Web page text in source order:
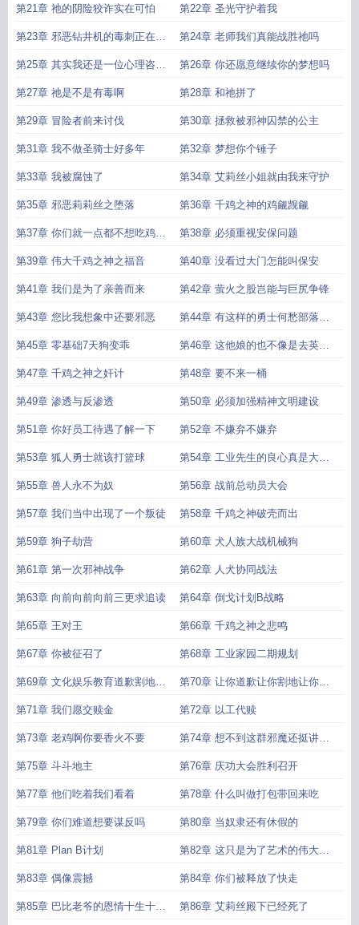
薄
第21章 祂的阴险狡诈实在可怕 第22章 圣光守护着我
第23章 邪恶钻井机的毒刺正在洞
穿大地
第24章 老师我们真能战胜祂吗
第25章 其实我还是一位心理咨询
师
第26章 你还愿意继续你的梦想吗
第27章 祂是不是有毒啊 第28章 和祂拼了
第29章 冒险者前来讨伐 第30章 拯救被邪神囚禁的公主
第31章 我不做圣骑士好多年 第32章 梦想你个锤子
第33章 我被腐蚀了 第34章 艾莉丝小姐就由我来守护
第35章 邪恶莉莉丝之堕落 第36章 千鸡之神的鸡觎觊觎
第37章 你们就一点都不想吃鸡蛋
吗
第38章 必须重视安保问题
第39章 伟大千鸡之神之福音 第40章 没看过大门怎能叫保安
第41章 我们是为了亲善而来 第42章 萤火之股岂能与巨尻争锋
第43章 您比我想象中还要邪恶 第44章 有这样的勇士何愁部落不
兴
第45章 零基础7天狗变乖 第46章 这他娘的也不像是去英勇
就义啊
第47章 千鸡之神之奸计 第48章 要不来一桶
第49章 渗透与反渗透 第50章 必须加强精神文明建设
第51章 你好员工待遇了解一下 第52章 不嫌弃不嫌弃
第53章 狐人勇士就该打篮球 第54章 工业先生的良心真是大大
滴坏了
第55章 兽人永不为奴 第56章 战前总动员大会
第57章 我们当中出现了一个叛徒 第58章 千鸡之神破壳而出
第59章 狗子劫营 第60章 犬人族大战机械狗
第61章 第一次邪神战争 第62章 人犬协同战法
第63章 向前向前向前三更求追读 第64章 倒戈计划B战略
第65章 王对王 第66章 千鸡之神之悲鸣
第67章 你被征召了 第68章 工业家园二期规划
第69章 文化娱乐教育道歉割地赔
款
第70章 让你道歉让你割地让你赔
款
第71章 我们愿交赎金 第72章 以工代赎
第73章 老鸡啊你要香火不要 第74章 想不到这群邪魔还挺讲礼
数
第75章 斗斗地主 第76章 庆功大会胜利召开
第77章 他们吃着我们看着 第78章 什么叫做打包带回来吃
第79章 你们难道想要谋反吗 第80章 当奴隶还有休假的
第81章 Plan B计划 第82章 这只是为了艺术的伟大献
身
第83章 偶像震撼 第84章 你们被释放了快走
第85章 巴比老爷的恩情十生十世 第86章 艾莉丝殿下已经死了